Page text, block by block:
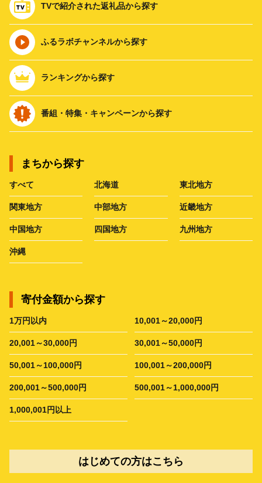
TVで紹介された返礼品から探す
ふるラボチャンネルから探す
ランキングから探す
番組・特集・キャンペーンから探す
まちから探す
すべて 北海道 東北地方
関東地方 中部地方 近畿地方
中国地方 四国地方 九州地方
沖縄
寄付金額から探す
1万円以内 10,001～20,000円
20,001～30,000円 30,001～50,000円
50,001～100,000円 100,001～200,000円
200,001～500,000円 500,001～1,000,000円
1,000,001円以上
はじめての方はこちら